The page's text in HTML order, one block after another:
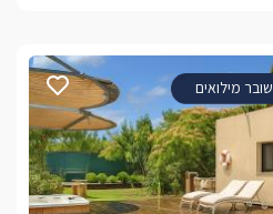
שובר מילואים